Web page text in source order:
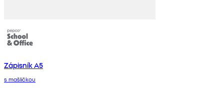
Zápisník A5
s mašličkou